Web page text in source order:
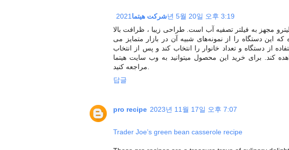
شرکت هیتما2021년 5월 20일 오후 3:19
2500 میلی لیترو مجهز به فیلتر تصفیه آب است. طراحی زیبا ، ظرافت بالا
این دستگاه را از نمونه‌های شبیه آن در بازار متمایز می
از دستگاه و تعداد خانوار را انتخاب کند و پس از انتخاب
کند. برای خرید این محصول میتوانید به وب سایت هیتما
답글
pro recipe 2023년 11월 17일 오후 7:07
Trader Joe’s green bean casserole recipe